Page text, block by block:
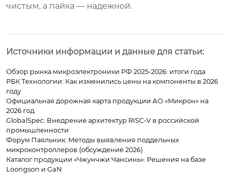
чистым, а пайка — надежной.
Источники информации и данные для статьи:
Обзор рынка микроэлектроники РФ 2025-2026: итоги года
РБК Технологии: Как изменились цены на компоненты в 2026
году
Официальная дорожная карта продукции АО «Микрон» на
2026 год
GlobalSpec: Внедрение архитектур RISC-V в российской
промышленности
Форум Паяльник: Методы выявления поддельных
микроконтроллеров (обсуждение 2026)
Каталог продукции «Чжунчжи Чансинь»: Решения на базе
Loongson и GaN